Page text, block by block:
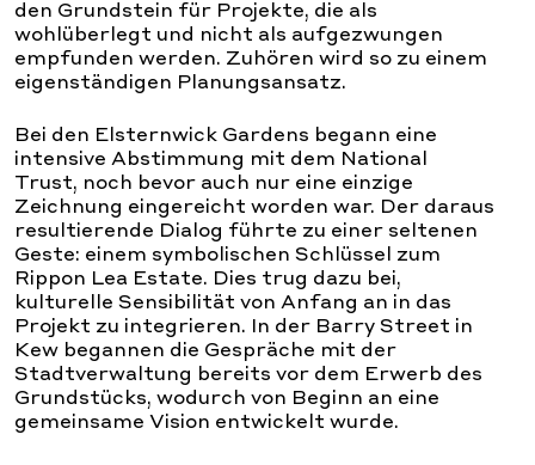
den Grundstein für Projekte, die als
wohlüberlegt und nicht als aufgezwungen
empfunden werden. Zuhören wird so zu einem
eigenständigen Planungsansatz.
Bei den Elsternwick Gardens begann eine
intensive Abstimmung mit dem National
Trust, noch bevor auch nur eine einzige
Zeichnung eingereicht worden war. Der daraus
resultierende Dialog führte zu einer seltenen
Geste: einem symbolischen Schlüssel zum
Rippon Lea Estate. Dies trug dazu bei,
kulturelle Sensibilität von Anfang an in das
Projekt zu integrieren. In der Barry Street in
Kew begannen die Gespräche mit der
Stadtverwaltung bereits vor dem Erwerb des
Grundstücks, wodurch von Beginn an eine
gemeinsame Vision entwickelt wurde.